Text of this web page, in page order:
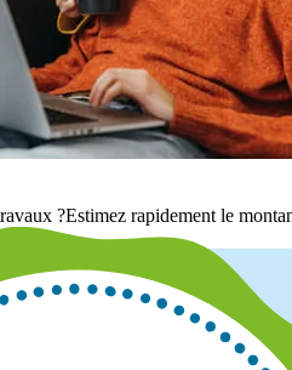
?Estimez rapidement le